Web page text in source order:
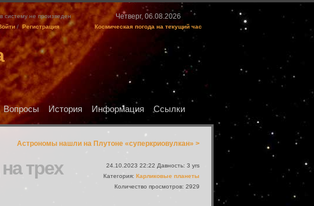
Четверг, 06.08.2026
Космическая погода на текущий час
систему не произведен
/ Регистрация
Вопросы История Информация Ссылки
Астрономы нашли на Плутоне «суперкриовулкан» >
24.10.2023 22:22 Давность: 3 yrs
Категория: Карликовые планеты
Количество просмотров: 2929
трех